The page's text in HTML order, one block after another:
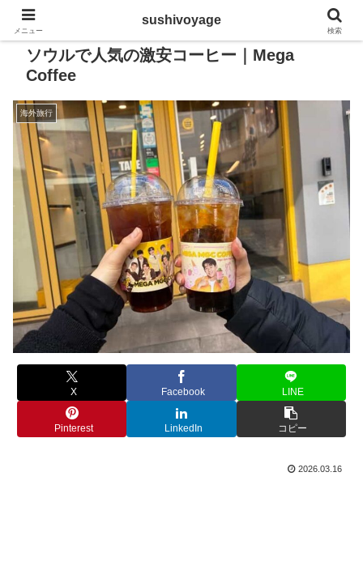
ソウルで人気の激安コーヒー｜Mega
Coffee
海外旅行
X Facebook LINE
Pinterest LinkedIn コピー
2026.03.16
メニュー
sushivoyage
検索